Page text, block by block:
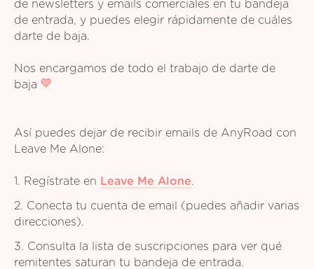
de newsletters y emails comerciales en tu bandeja
de entrada, y puedes elegir rápidamente de cuáles
darte de baja.
Nos encargamos de todo el trabajo de darte de
baja
Así puedes dejar de recibir emails de AnyRoad con
Leave Me Alone:
1. Regístrate en Leave Me Alone.
2. Conecta tu cuenta de email (puedes añadir varias
direcciones).
3. Consulta la lista de suscripciones para ver qué
remitentes saturan tu bandeja de entrada.